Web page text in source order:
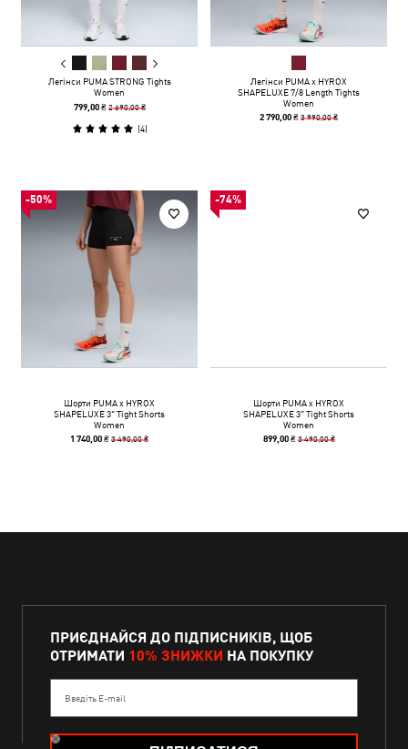
Легінси PUMA STRONG Tights
Women
799,00 ₴ 2 690,00 ₴
(4)
Легінси PUMA x HYROX
SHAPELUXE 7/8 Length Tights
Women
2 790,00 ₴3 990,00 ₴
-50%
Шорти PUMA x HYROX
SHAPELUXE 3" Tight Shorts
Women
1 740,00 ₴3 490,00 ₴
-74%
Шорти PUMA x HYROX
SHAPELUXE 3" Tight Shorts
Women
899,00 ₴ 3 490,00 ₴
ПРИЄДНАЙСЯ ДО ПІДПИСНИКІВ, ЩОБ
ОТРИМАТИ 10% ЗНИЖКИ НА ПОКУПКУ
Введіть E-mail